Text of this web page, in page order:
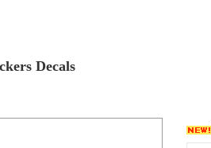
Decals